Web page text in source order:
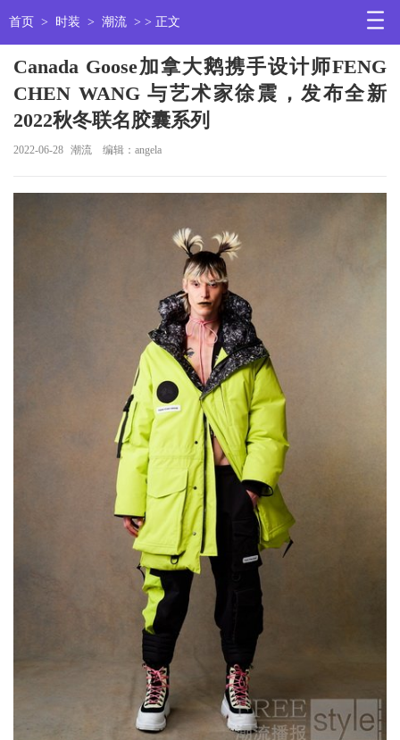
首页 > 时装 > 潮流 > > 正文
Canada Goose加拿大鹅携手设计师FENG
CHEN WANG 与艺术家徐震，发布全新
2022秋冬联名胶囊系列
2022-06-28 潮流 编辑：angela